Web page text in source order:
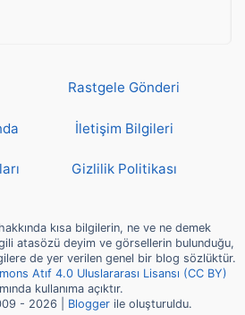
Türkiye
Rastgele Gönderi
İletişim Bilgileri
Gizlilik Politikası
kısa bilgilerin, ne ve ne demek
atasözü deyim ve görsellerin bulunduğu,
de yer verilen genel bir blog sözlüktür.
Atıf 4.0 Uluslararası Lisansı (CC BY)
kullanıma açıktır.
- 2026 | Blogger ile oluşturuldu.